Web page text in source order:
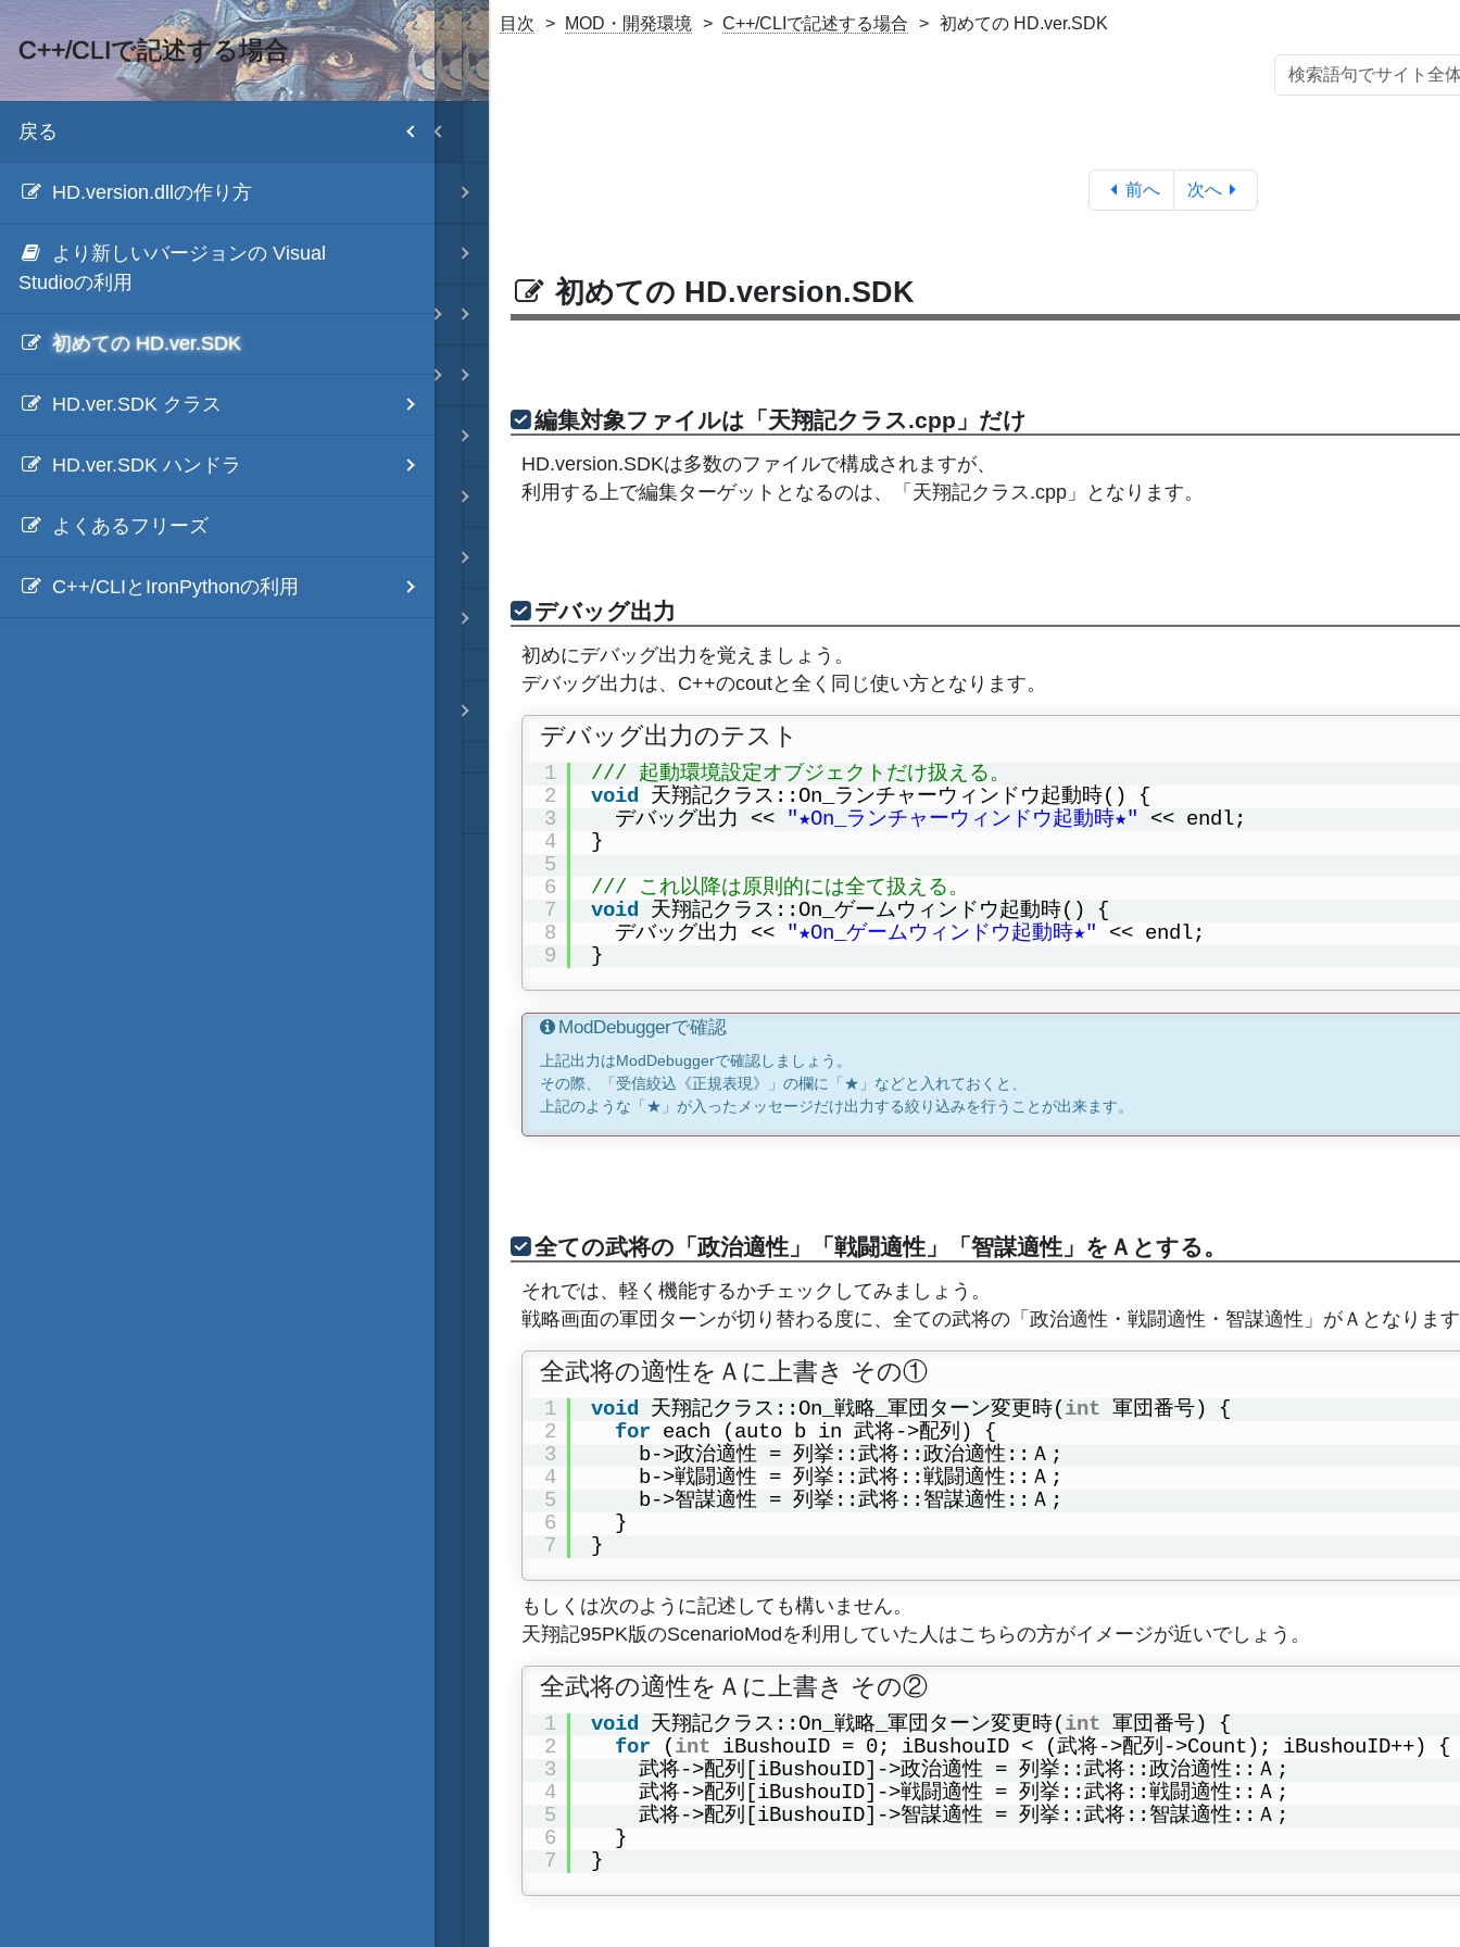
目次
初期設置
武将データ
MOD・開発環境
戻る
HD.version.SDK
ModDebugger
C++/CLIで記述する場合
戻る
HD.version.dllの作り方
より新しいバージョンの Visual
Studioの利用
初めての HD.ver.SDK
HD.ver.SDK クラス
HD.ver.SDK ハンドラ
よくあるフリーズ
C++/CLIとIronPythonの利用
目次 MOD・開発環境 C++/CLIで記述する場合 初めての HD.ver.SDK
前へ 次へ
初めての HD.version.SDK
編集対象ファイルは「天翔記クラス.cpp」だけ
HD.version.SDKは多数のファイルで構成されますが、
利用する上で編集ターゲットとなるのは、「天翔記クラス.cpp」となります。
デバッグ出力
初めにデバッグ出力を覚えましょう。
デバッグ出力は、C++のcoutと全く同じ使い方となります。
デバッグ出力のテスト
1
2
3
4
5
6
7
8
9
/// 起動環境設定オブジェクトだけ扱える。
void 天翔記クラス::On_ランチャーウィンドウ起動時() {
デバッグ出力 << "★On_ランチャーウィンドウ起動時★"
<< endl;
}
/// これ以降は原則的には全て扱える。
void 天翔記クラス::On_ゲームウィンドウ起動時() {
デバッグ出力 << "★On_ゲームウィンドウ起動時★"
<< endl;
}
ModDebuggerで確認
上記出力はModDebuggerで確認しましょう。
その際、「受信絞込《正規表現》」の欄に「★」などと入れておくと、
上記のような「★」が入ったメッセージだけ出力する絞り込みを行うことが出来ます。
全ての武将の「政治適性」「戦闘適性」「智謀適性」をＡとする。
それでは、軽く機能するかチェックしてみましょう。
戦略画面の軍団ターンが切り替わる度に、全ての武将の「政治適性・戦闘適性・智謀適性」がＡとなりま
全武将の適性をＡに上書き その①
1
2
3
4
5
6
7
void 天翔記クラス::On_戦略_軍団ターン変更時(int 軍団番号) {
for each (auto b in 武将->配列) {
b->政治適性 = 列挙::武将::政治適性::Ａ;
b->戦闘適性 = 列挙::武将::戦闘適性::Ａ;
b->智謀適性 = 列挙::武将::智謀適性::Ａ;
}
}
もしくは次のように記述しても構いません。
天翔記95PK版のScenarioModを利用していた人はこちらの方がイメージが近いでしょう。
全武将の適性をＡに上書き その②
1
2
3
4
5
6
7
void 天翔記クラス::On_戦略_軍団ターン変更時(int 軍団番号) {
for
(int iBushouID = 0; iBushouID < (武将->配列->Count); iBushouID++) {
武将->配列[iBushouID]->政治適性 = 列挙::武将::政治適性::Ａ;
武将->配列[iBushouID]->戦闘適性 = 列挙::武将::戦闘適性::Ａ;
武将->配列[iBushouID]->智謀適性 = 列挙::武将::智謀適性::Ａ;
}
}